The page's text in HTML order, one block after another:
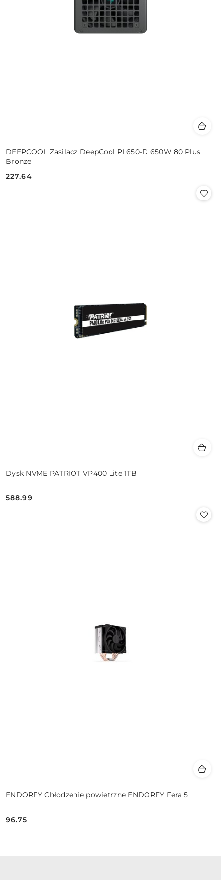
DEEPCOOL Zasilacz DeepCool PL650-D 650W 80 Plus
Bronze
Cena:
227.64
Dysk NVME PATRIOT VP400 Lite 1TB
Cena:
588.99
ENDORFY Chłodzenie powietrzne ENDORFY Fera 5
Cena:
96.75